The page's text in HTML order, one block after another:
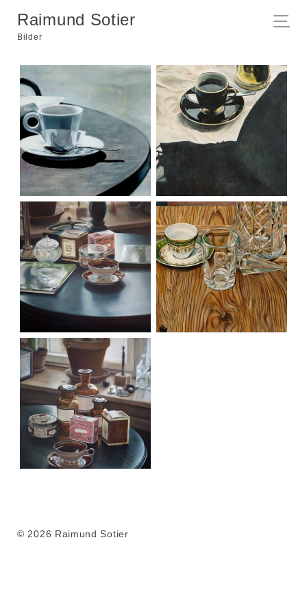
Raimund Sotier
Bilder
Kaffeetasse und schw.
Decke
Gneisenau Straße I Tasse Kaffee
Gneisenau Straße II
© 2026 Raimund Sotier